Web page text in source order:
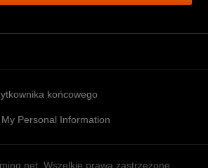
końcowego
Personal Information
Wszelkie prawa zastrzeżone.